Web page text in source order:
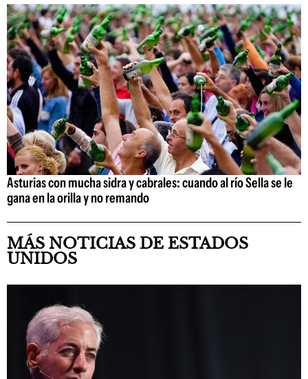
Asturias con mucha sidra y cabrales: cuando al río Sella se le
gana en la orilla y no remando
MÁS NOTICIAS DE ESTADOS
UNIDOS